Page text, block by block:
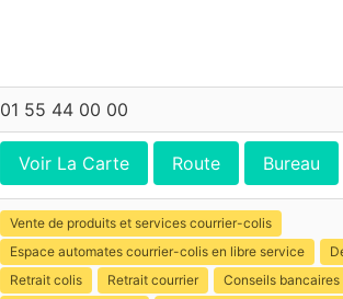
01 55 44 00 00
Voir La Carte Route Bureau
Vente de produits et services courrier-colis
Espace automates courrier-colis en libre service
Retrait colis
Retrait courrier
Conseils bancaires